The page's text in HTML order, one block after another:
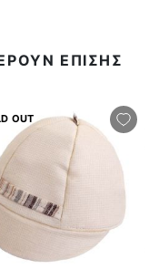
ΕΠΙΣΗΣ
OUT